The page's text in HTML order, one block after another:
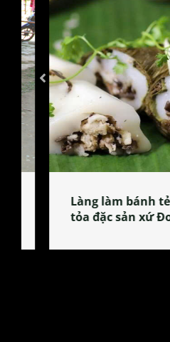
Làng làm bánh tẻ
tỏa đặc sản xứ Đoài